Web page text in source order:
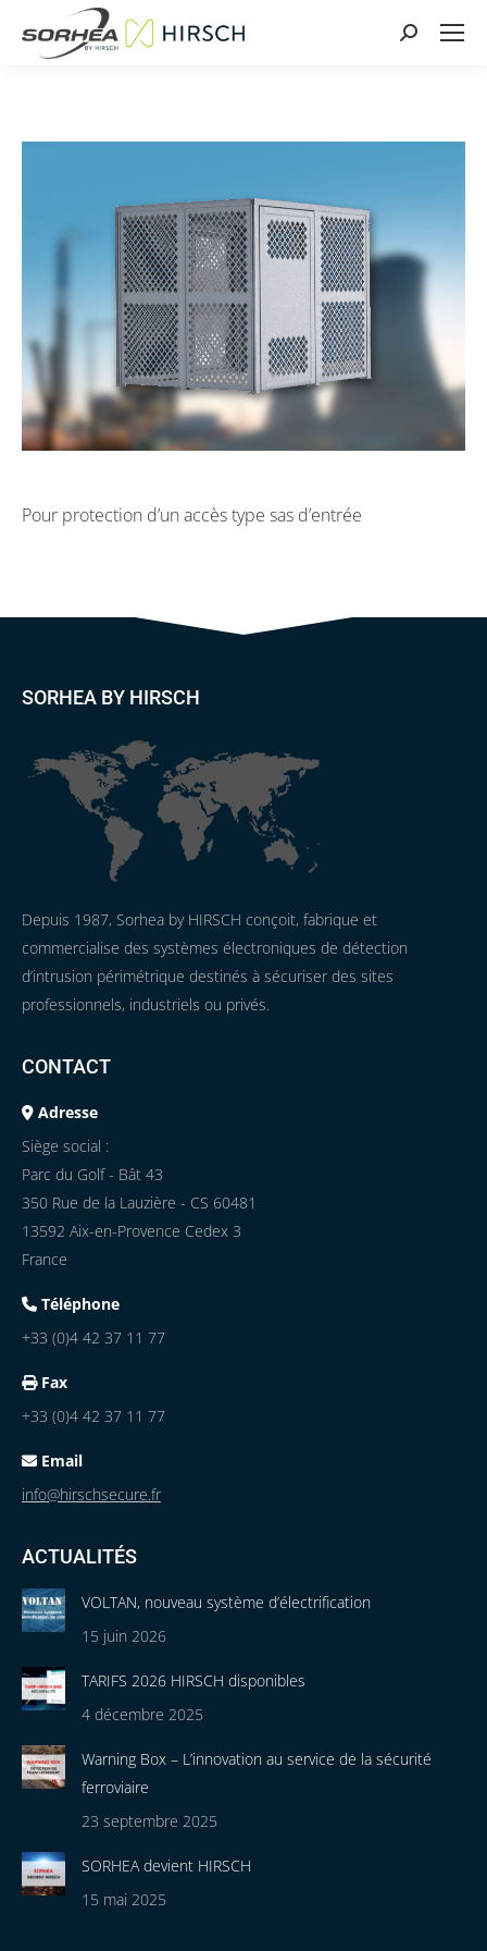
Search:
Pour protection d’un accès type sas d’entrée
SORHEA BY HIRSCH
Depuis 1987, Sorhea by HIRSCH conçoit, fabrique et
commercialise des systèmes électroniques de détection
d’intrusion périmétrique destinés à sécuriser des sites
professionnels, industriels ou privés.
CONTACT
Adresse
Siège social :
Parc du Golf - Bât 43
350 Rue de la Lauzière - CS 60481
13592 Aix-en-Provence Cedex 3
France
Téléphone
+33 (0)4 42 37 11 77
Fax
+33 (0)4 42 37 11 77
Email
info@hirschsecure.fr
ACTUALITÉS
VOLTAN, nouveau système d’électrification
15 juin 2026
TARIFS 2026 HIRSCH disponibles
4 décembre 2025
Warning Box – L’innovation au service de la sécurité
ferroviaire
23 septembre 2025
SORHEA devient HIRSCH
15 mai 2025